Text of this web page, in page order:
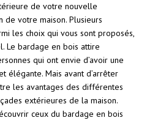
de votre nouvelle
de votre maison. Plusieurs
les choix qui vous sont proposés,
Le bardage en bois attire
qui ont envie d’avoir une
élégante. Mais avant d’arrêter
les avantages des différentes
extérieures de la maison.
ceux du bardage en bois